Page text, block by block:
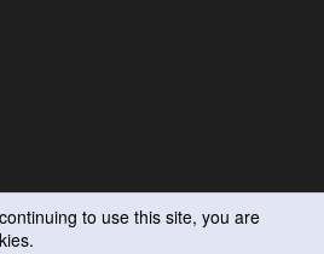
to use this site, you are